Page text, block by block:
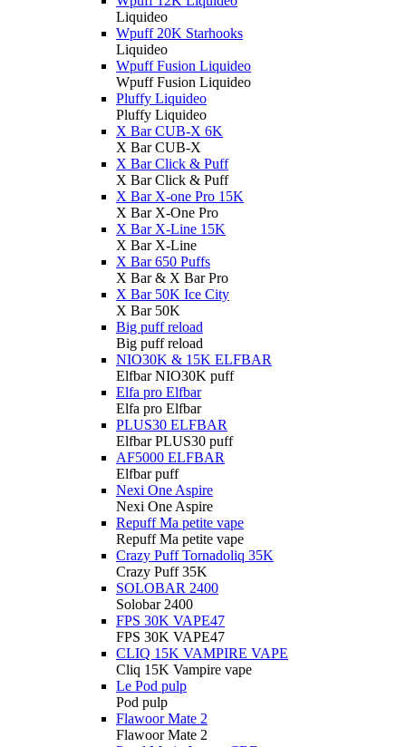
Liquideo
Wpuff 20K Starhooks
Liquideo
Wpuff Fusion Liquideo
Wpuff Fusion Liquideo
Pluffy Liquideo
Pluffy Liquideo
X Bar CUB-X 6K
X Bar CUB-X
X Bar Click & Puff
X Bar Click & Puff
X Bar X-one Pro 15K
X Bar X-One Pro
X Bar X-Line 15K
X Bar X-Line
X Bar 650 Puffs
X Bar & X Bar Pro
X Bar 50K Ice City
X Bar 50K
Big puff reload
Big puff reload
NIO30K & 15K ELFBAR
Elfbar NIO30K puff
Elfa pro Elfbar
Elfa pro Elfbar
PLUS30 ELFBAR
Elfbar PLUS30 puff
AF5000 ELFBAR
Elfbar puff
Nexi One Aspire
Nexi One Aspire
Repuff Ma petite vape
Repuff Ma petite vape
Crazy Puff Tornadoliq 35K
Crazy Puff 35K
SOLOBAR 2400
Solobar 2400
FPS 30K VAPE47
FPS 30K VAPE47
CLIQ 15K VAMPIRE VAPE
Cliq 15K Vampire vape
Le Pod pulp
Pod pulp
Flawoor Mate 2
Flawoor Mate 2